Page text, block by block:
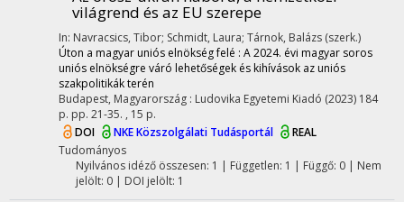
világrend és az EU szerepe
In: Navracsics, Tibor; Schmidt, Laura; Tárnok, Balázs (szerk.)
Úton a magyar uniós elnökség felé : A 2024. évi magyar soros
uniós elnökségre váró lehetőségek és kihívások az uniós
szakpolitikák terén
Budapest, Magyarország : Ludovika Egyetemi Kiadó (2023) 184
p. pp. 21-35. , 15 p.
DOI
NKE Közszolgálati Tudásportál
REAL
Tudományos
Nyilvános idéző összesen: 1 | Független: 1 | Függő: 0 | Nem
jelölt: 0 | DOI jelölt: 1